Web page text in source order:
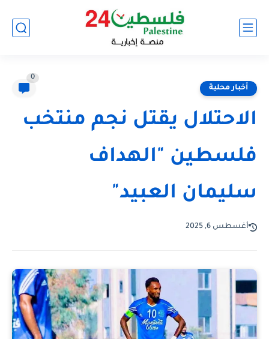
أخبار محلية
0
الاحتلال يقتل نجم منتخب
فلسطين "الهداف
سليمان العبيد"
أغسطس 6, 2025